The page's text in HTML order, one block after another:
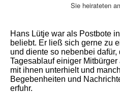
Sie heirateten
Hans Lütje war als Postbote
beliebt. Er ließ sich gerne zu
und diente so nebenbei dafür,
Tagesablauf einiger
mit ihnen unterhielt und
Begebenheiten und
erfuhr.